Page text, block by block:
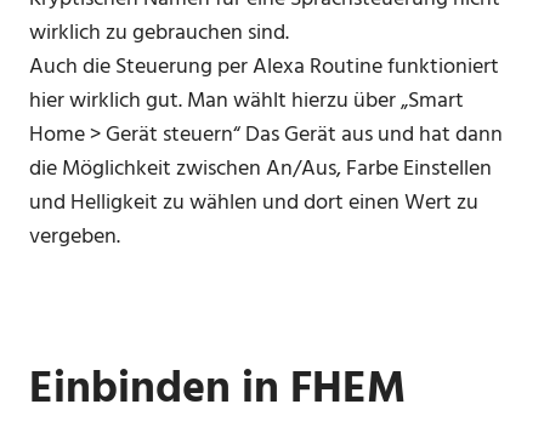
wirklich zu gebrauchen sind.
Auch die Steuerung per Alexa Routine funktioniert
hier wirklich gut. Man wählt hierzu über „Smart
Home > Gerät steuern“ Das Gerät aus und hat dann
die Möglichkeit zwischen An/Aus, Farbe Einstellen
und Helligkeit zu wählen und dort einen Wert zu
vergeben.
Einbinden in FHEM